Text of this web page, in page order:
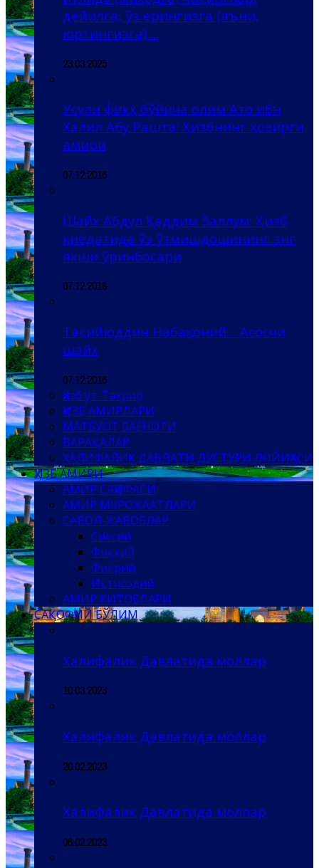
дейилса, ўз ерингизга (яъни,
юртингизга) ...
23.03.2025
Усули фиқҳ бўйича олим Ато ибн
Халил Абу Рашта: Ҳизбнинг ҳозирги
амири
07.12.2016
Шайх Абдул Қаддим Заллум: Ҳизб
қиёдатида ўз ўтмишдошининг энг
яхши ўринбосари
07.12.2016
Тақийюддин Набаҳоний… Асосчи
шайх
07.12.2016
Ҳизб ут-Таҳрир
ҲИЗБ АМИРЛАРИ
МАТБУОТ БАЁНОТИ
ВАРАҚАЛАР
ХАЛИФАЛИК ДАВЛАТИ ДУСТУРИ ЛОЙИҲАСИ
ҲИЗБ АМИРИ
АМИР САҲИФАСИ
АМИР МУРОЖААТЛАРИ
САВОЛ-ЖАВОБЛАР
Сиёсий
Фиқҳий
Фикрий
Иқтисодий
АМИР КИТОБЛАРИ
САҚОФИЙ БЎЛИМ
Халифалик Давлатида моллар
10.03.2023
Халифалик Давлатида моллар
20.02.2023
Халифалик Давлатида моллар
06.02.2023